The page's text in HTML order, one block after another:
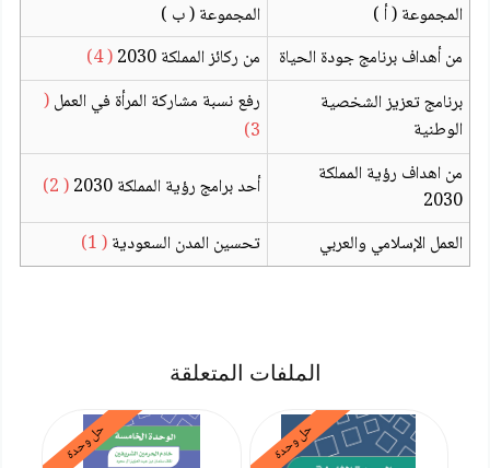
المجموعة ( أ )
المجموعة ( ب )
من أهداف برنامج جودة الحياة
من ركائز المملكة 2030
( 4)
برنامج تعزيز الشخصية
الوطنية
رفع نسبة مشاركة المرأة في العمل(
3)
من اهداف رؤية المملكة
2030
أحد برامج رؤية المملكة 2030
( 2)
العمل الإسلامي والعربي
تحسين المدن السعودية( 1)
الملفات المتعلقة
حل وحدة حل وحدة